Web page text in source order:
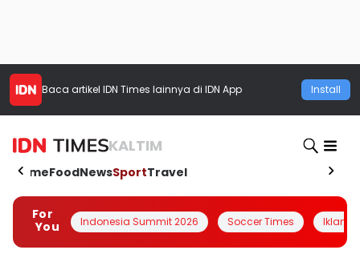
Baca artikel IDN Times lainnya di IDN App Install
KALTIM
HomeFoodNewsSportTravel
For
You
Indonesia Summit 2026 Soccer Times Iklanin